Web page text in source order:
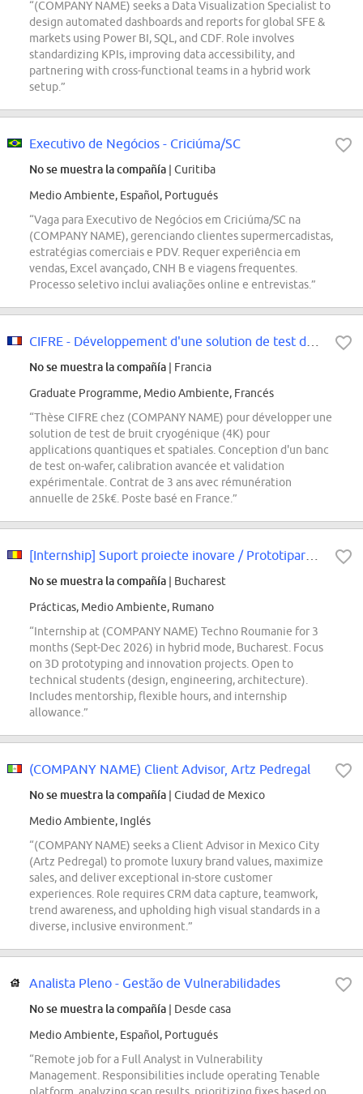
“(COMPANY NAME) seeks a Data Visualization Specialist to
design automated dashboards and reports for global SFE &
markets using Power BI, SQL, and CDF. Role involves
standardizing KPIs, improving data accessibility, and
partnering with cross-functional teams in a hybrid work
setup.”
Executivo de Negócios - Criciúma/SC
No se muestra la compañía | Curitiba
Medio Ambiente, Español, Portugués
“Vaga para Executivo de Negócios em Criciúma/SC na
(COMPANY NAME), gerenciando clientes supermercadistas,
estratégias comerciais e PDV. Requer experiência em
vendas, Excel avançado, CNH B e viagens frequentes.
Processo seletivo inclui avaliações online e entrevistas.”
No se muestra la compañía | Francia
Graduate Programme, Medio Ambiente, Francés
“Thèse CIFRE chez (COMPANY NAME) pour développer une
solution de test de bruit cryogénique (4K) pour
applications quantiques et spatiales. Conception d'un banc
de test on-wafer, calibration avancée et validation
expérimentale. Contrat de 3 ans avec rémunération
annuelle de 25k€. Poste basé en France.”
No se muestra la compañía | Bucharest
Prácticas, Medio Ambiente, Rumano
“Internship at (COMPANY NAME) Techno Roumanie for 3
months (Sept-Dec 2026) in hybrid mode, Bucharest. Focus
on 3D prototyping and innovation projects. Open to
technical students (design, engineering, architecture).
Includes mentorship, flexible hours, and internship
allowance.”
(COMPANY NAME) Client Advisor, Artz Pedregal
No se muestra la compañía | Ciudad de Mexico
Medio Ambiente, Inglés
“(COMPANY NAME) seeks a Client Advisor in Mexico City
(Artz Pedregal) to promote luxury brand values, maximize
sales, and deliver exceptional in-store customer
experiences. Role requires CRM data capture, teamwork,
trend awareness, and upholding high visual standards in a
diverse, inclusive environment.”
Analista Pleno - Gestão de Vulnerabilidades
No se muestra la compañía | Desde casa
Medio Ambiente, Español, Portugués
“Remote job for a Full Analyst in Vulnerability
Management. Responsibilities include operating Tenable